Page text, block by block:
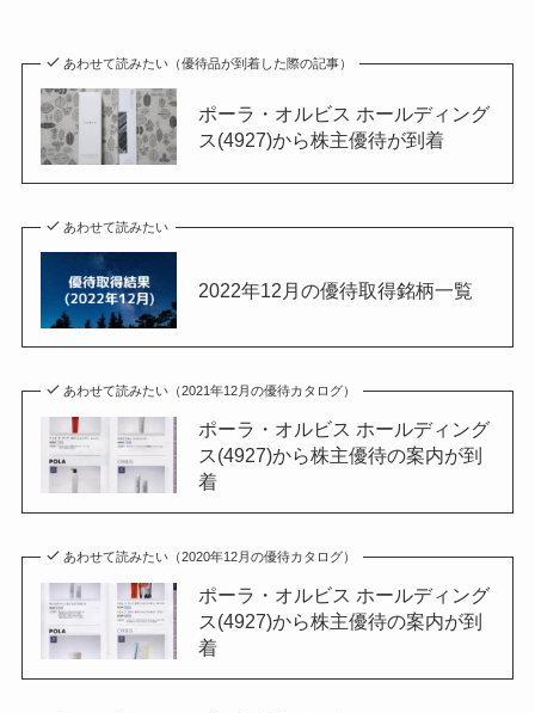
あわせて読みたい（優待品が到着した際の記事）
ポーラ・オルビス ホールディング
ス(4927)から株主優待が到着
あわせて読みたい
2022年12月の優待取得銘柄一覧
あわせて読みたい（2021年12月の優待カタログ）
ポーラ・オルビス ホールディング
ス(4927)から株主優待の案内が到
着
あわせて読みたい（2020年12月の優待カタログ）
ポーラ・オルビス ホールディング
ス(4927)から株主優待の案内が到
着